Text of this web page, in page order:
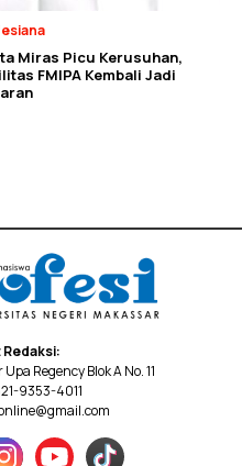
Miras Picu Kerusuhan,
FMIPA Kembali Jadi
Regency Blok A No. 11
9353-4011